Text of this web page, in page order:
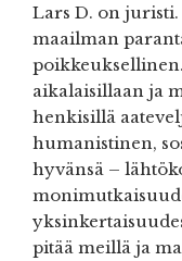
Lars D. on juristi.
maailman
aikalaisillaan ja
henkisillä
humanistinen,
hyvänsä –
pitää meillä ja